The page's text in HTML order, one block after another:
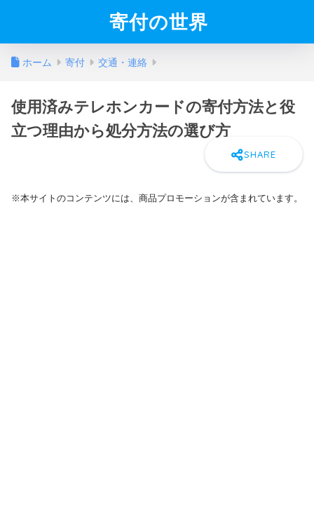
寄付の世界
ホーム 寄付 交通・連絡
使用済みテレホンカードの寄付方法と役
立つ理由から処分方法の選び方
※本サイトのコンテンツには、商品プロモーションが含まれています。